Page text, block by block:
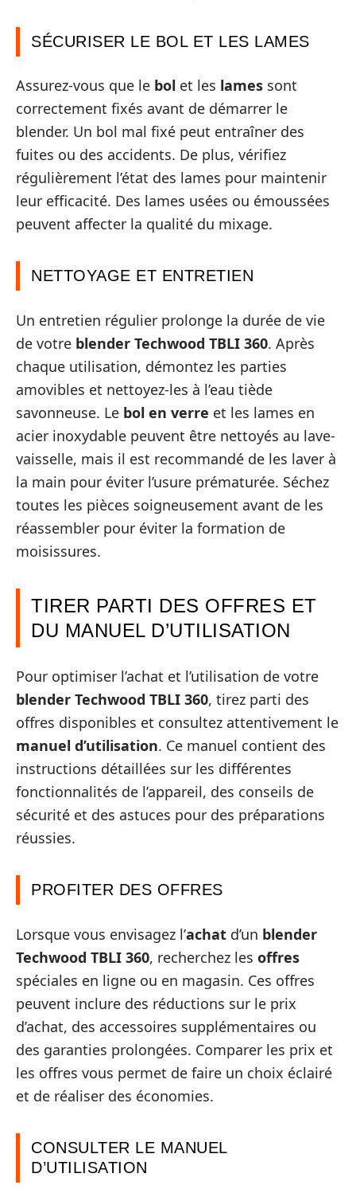
SÉCURISER LE BOL ET LES LAMES
Assurez-vous que le bol et les lames sont
correctement fixés avant de démarrer le
blender. Un bol mal fixé peut entraîner des
fuites ou des accidents. De plus, vérifiez
régulièrement l’état des lames pour maintenir
leur efficacité. Des lames usées ou émoussées
peuvent affecter la qualité du mixage.
NETTOYAGE ET ENTRETIEN
Un entretien régulier prolonge la durée de vie
de votre blender Techwood TBLI 360. Après
chaque utilisation, démontez les parties
amovibles et nettoyez-les à l’eau tiède
savonneuse. Le bol en verre et les lames en
acier inoxydable peuvent être nettoyés au lave-
vaisselle, mais il est recommandé de les laver à
la main pour éviter l’usure prématurée. Séchez
toutes les pièces soigneusement avant de les
réassembler pour éviter la formation de
moisissures.
TIRER PARTI DES OFFRES ET
DU MANUEL D’UTILISATION
Pour optimiser l’achat et l’utilisation de votre
blender Techwood TBLI 360, tirez parti des
offres disponibles et consultez attentivement le
manuel d’utilisation. Ce manuel contient des
instructions détaillées sur les différentes
fonctionnalités de l’appareil, des conseils de
sécurité et des astuces pour des préparations
réussies.
PROFITER DES OFFRES
Lorsque vous envisagez l’achat d’un blender
Techwood TBLI 360, recherchez les offres
spéciales en ligne ou en magasin. Ces offres
peuvent inclure des réductions sur le prix
d’achat, des accessoires supplémentaires ou
des garanties prolongées. Comparer les prix et
les offres vous permet de faire un choix éclairé
et de réaliser des économies.
CONSULTER LE MANUEL
D’UTILISATION